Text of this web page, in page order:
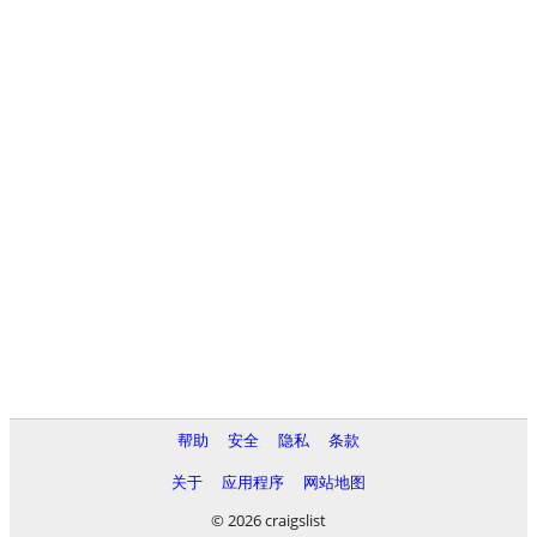
帮助 安全 隐私
条款
关于
应用程序
网站地图
© 2026 craigslist